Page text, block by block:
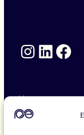
Instagram LinkedIn Facebook
Home
Karriere
Über uns